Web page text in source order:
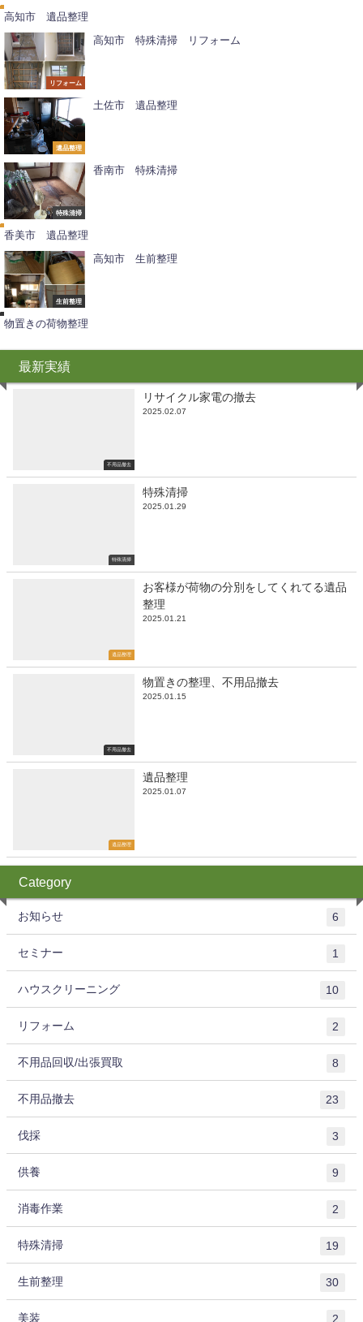
高知市 遺品整理
リフォーム
高知市 特殊清掃 リフォーム
遺品整理
土佐市 遺品整理
特殊清掃
香南市 特殊清掃
香美市 遺品整理
生前整理
高知市 生前整理
物置きの荷物整理
最新実績
不用品撤去
リサイクル家電の撤去
2025.02.07
特殊清掃
特殊清掃
2025.01.29
遺品整理
お客様が荷物の分別をしてくれてる遺品
整理
2025.01.21
不用品撤去
物置きの整理、不用品撤去
2025.01.15
遺品整理
遺品整理
2025.01.07
Category
お知らせ 6
セミナー 1
ハウスクリーニング 10
リフォーム 2
不用品回収/出張買取 8
不用品撤去 23
伐採 3
供養 9
消毒作業 2
特殊清掃 19
生前整理 30
美装 2